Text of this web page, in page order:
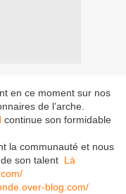
en ce moment sur nos
de l’arche.
continue son formidable
la communauté et nous
son talent Là
blog.com/